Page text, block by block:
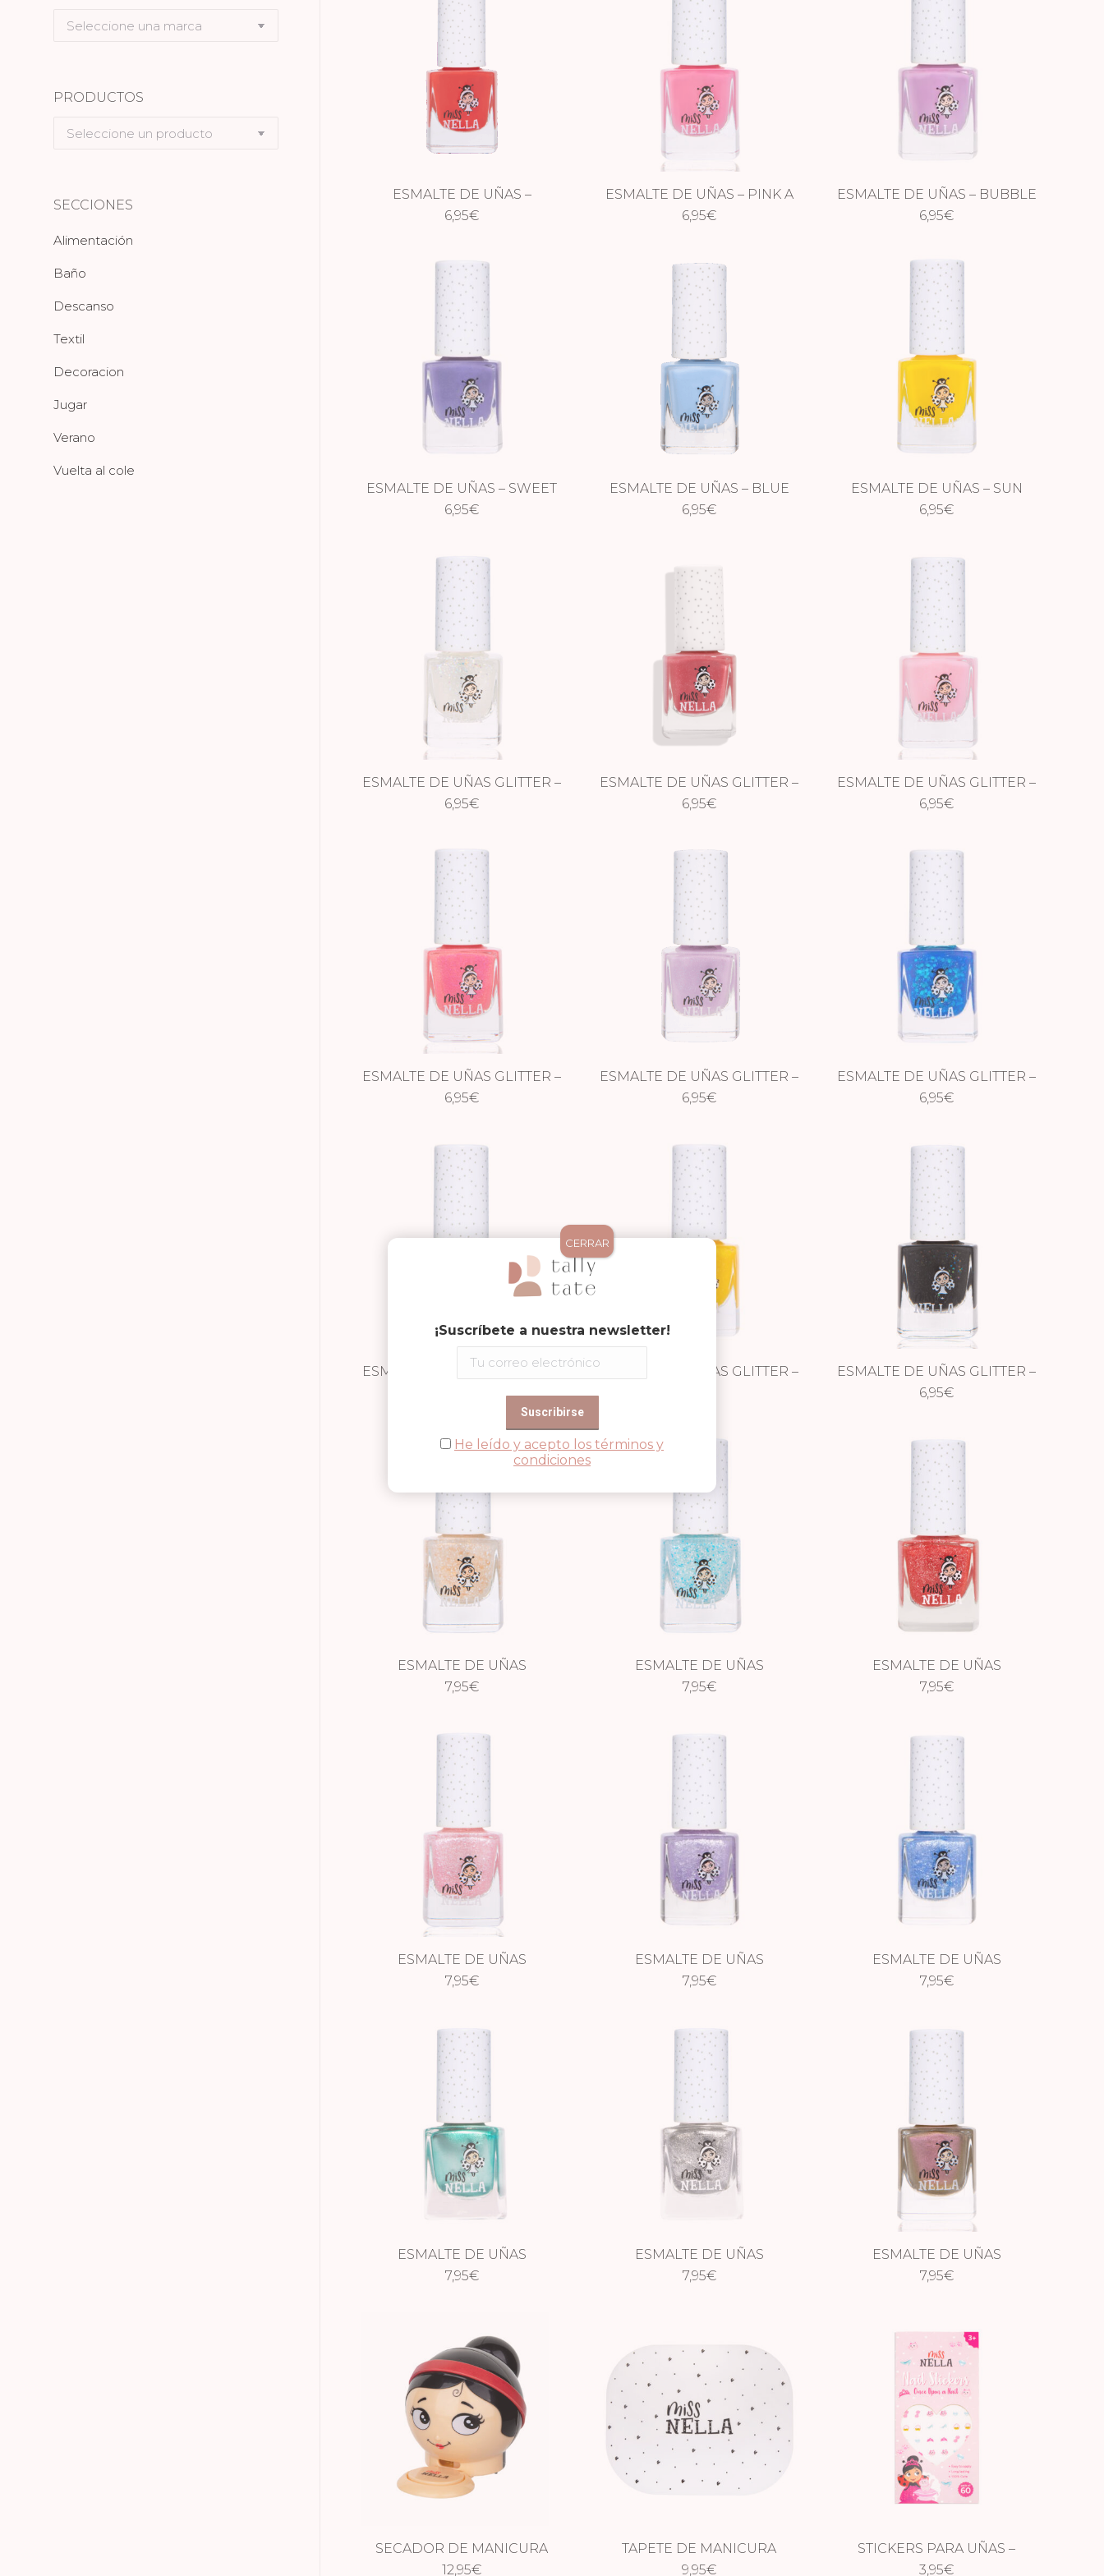
ESMALTE DE UÑAS –
STRAWBERRY N CREAM
6,95€
ESMALTE DE UÑAS – PINK A
BOO
6,95€
ESMALTE DE UÑAS – BUBBLE
GUM
6,95€
ESMALTE DE UÑAS – SWEET
LAVANDER
6,95€
ESMALTE DE UÑAS – BLUE
BELL
6,95€
ESMALTE DE UÑAS – SUN
KISSED
6,95€
ESMALTE DE UÑAS GLITTER –
CONFETTI CLOUDS
6,95€
ESMALTE DE UÑAS GLITTER –
SUGAR HUGS
6,95€
ESMALTE DE UÑAS GLITTER –
CHEEKY BUNNY
6,95€
ESMALTE DE UÑAS GLITTER –
TICKLE ME PINK
6,95€
ESMALTE DE UÑAS GLITTER –
BUTTERFLY WINGS
6,95€
ESMALTE DE UÑAS GLITTER –
COOL KID
6,95€
ESMALTE DE UÑAS GLITTER –
ESMALTE DE UÑAS GLITTER –
ESMALTE DE UÑAS GLITTER –
SURPRISE PARTY
6,95€
ESMALTE DE UÑAS
IRIDISCENTE – IF THE SHOE
7,95€
ESMALTE DE UÑAS
IRIDISCENTE – ONCE UPON A
7,95€
ESMALTE DE UÑAS
IRIDISCENTE – CROCO
7,95€
ESMALTE DE UÑAS
IRIDISCENTE – ITSY GLITZY
7,95€
ESMALTE DE UÑAS
IRIDISCENTE – SPARKLY
7,95€
ESMALTE DE UÑAS
IRIDISCENTE – ELEPHUNKY
7,95€
ESMALTE DE UÑAS
IRIDISCENTE – DINO RIFIC
7,95€
ESMALTE DE UÑAS
IRIDISCENTE – SHOOTING
7,95€
ESMALTE DE UÑAS
IRIDISCENTE – COSMIC CUTIE
7,95€
SECADOR DE MANICURA
12,95€
TAPETE DE MANICURA
9,95€
STICKERS PARA UÑAS –
ONCEUPON A NAIL
3,95€
Seleccione
PRODUCTOS
Seleccione
SECCIONES
Alimentación
Baño
Descanso
Textil
Decoracion
Jugar
Verano
Vuelta al cole
¡Suscríbete a nuestra newsletter!
He leído y acepto los términos y
condiciones
CERRAR